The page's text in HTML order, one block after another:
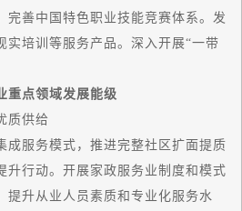
完善中国特色职业技能竞赛体系。发
实培训等服务产品。深入开展“一带
重点领域发展能级
供给
服务模式，推进完整社区扩面提质
升行动。开展家政服务业制度和模式
提升从业人员素质和专业化服务水